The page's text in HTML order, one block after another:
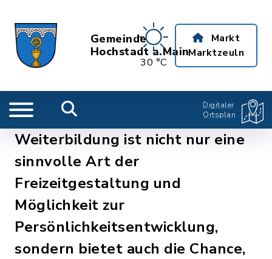
Gemeinde
Hochstadt a.Main
30 °C
Markt
Marktzeuln
Digitaler
Ortsplan
Weiterbildung ist nicht nur eine
sinnvolle Art der
Freizeitgestaltung und
Möglichkeit zur
Persönlichkeitsentwicklung,
sondern bietet auch die Chance,